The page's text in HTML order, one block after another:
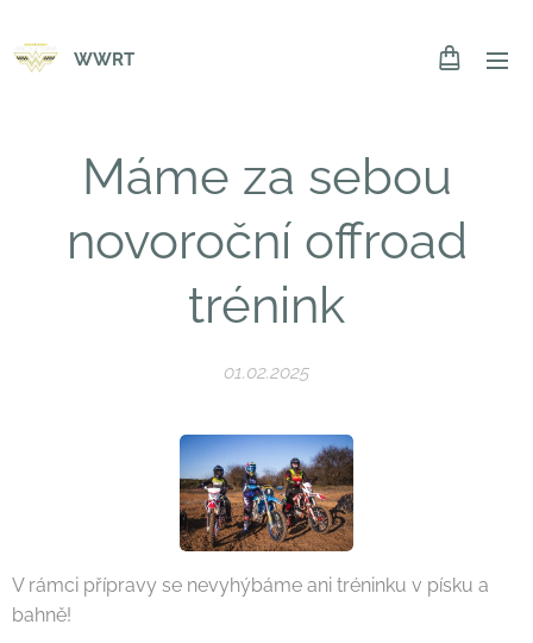
WWRT
Máme za sebou
novoroční offroad
trénink
01.02.2025
V rámci přípravy se nevyhýbáme ani tréninku v písku a
bahně!